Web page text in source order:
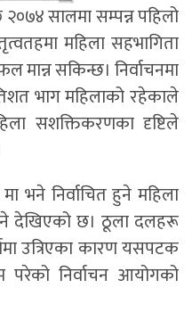
२०७४ सालमा सम्पन्न पहिलो
महिला सहभागिता
सकिन्छ। निर्वाचनमा
भाग महिलाको रहेकाले
सशक्तिकरणका दृष्टिले
भने निर्वाचित हुने महिला
देखिएको छ। ठूला दलहरू
उत्रिएका कारण यसपटक
निर्वाचन आयोगको